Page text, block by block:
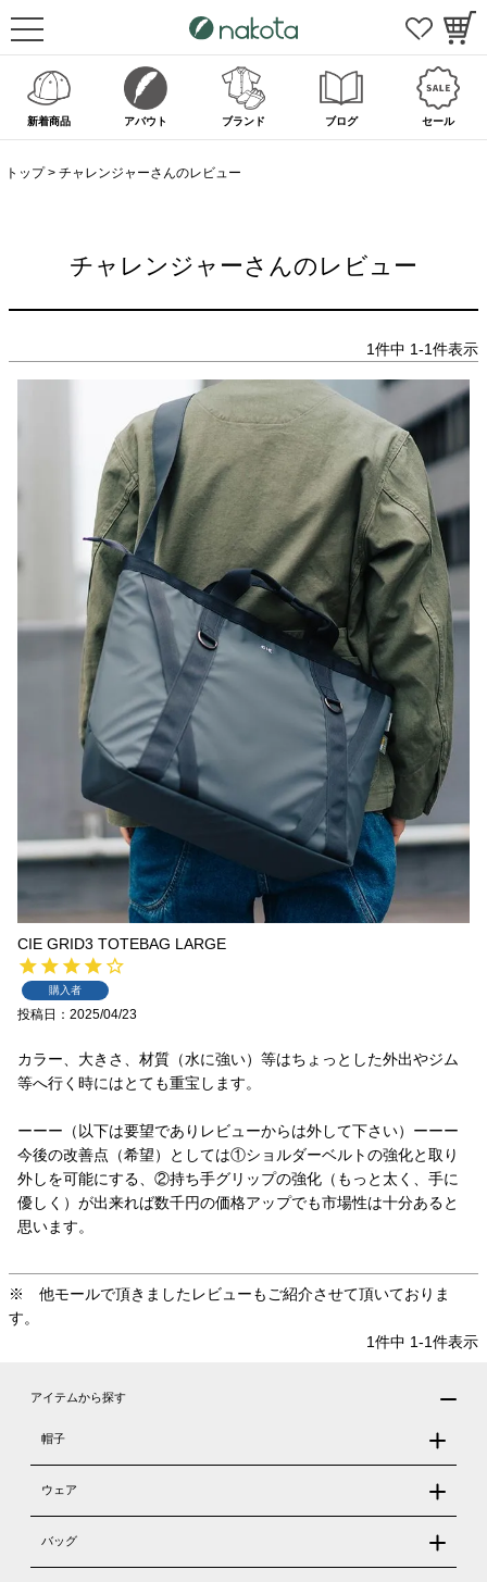
新着商品 アバウト ブランド ブログ セール
トップ チャレンジャーさんのレビュー
チャレンジャーさんのレビュー
1件中 1-1件表示
CIE GRID3 TOTEBAG LARGE
購入者
投稿日 2025/04/23
カラー、大きさ、材質（水に強い）等はちょっとした外出やジム
等へ行く時にはとても重宝します。
ーーー（以下は要望でありレビューからは外して下さい）ーーー
今後の改善点（希望）としては①ショルダーベルトの強化と取り
外しを可能にする、②持ち手グリップの強化（もっと太く、手に
優しく）が出来れば数千円の価格アップでも市場性は十分あると
思います。
1件中 1-1件表示
アイテムから探す
帽子
ウェア
バッグ